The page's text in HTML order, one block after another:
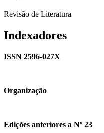
Revisão de Literatura
Indexadores
ISSN 2596-027X
Organização
Edições anteriores a Nº 23